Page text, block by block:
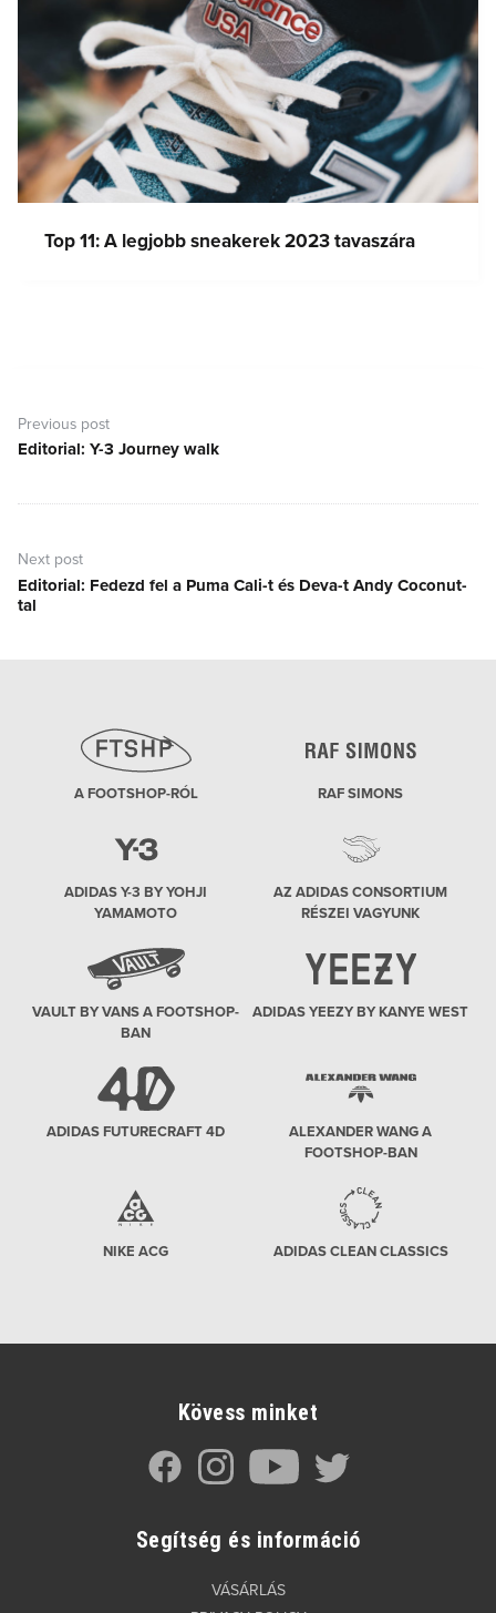
Top 11: A legjobb sneakerek 2023 tavaszára
navigáció
Previous post
Previous
Editorial: Y-3 Journey walk
Next post
Next
post:
Editorial: Fedezd fel a Puma Cali-t és Deva-t Andy Coconut-
tal
A FOOTSHOP-RÓL RAF SIMONS
ADIDAS Y-3 BY YOHJI
YAMAMOTO
AZ ADIDAS CONSORTIUM
RÉSZEI VAGYUNK
VAULT BY VANS A FOOTSHOP-
BAN
ADIDAS YEEZY BY KANYE WEST
ADIDAS FUTURECRAFT 4D
ALEXANDER WANG A
FOOTSHOP-BAN
NIKE ACG ADIDAS CLEAN CLASSICS
Kövess minket
Segítség és információ
VÁSÁRLÁS